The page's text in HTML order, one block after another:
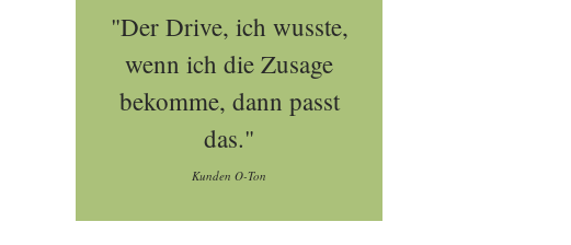
"Der Drive, ich wusste,
wenn ich die Zusage
bekomme, dann passt
das."
Kunden O-Ton